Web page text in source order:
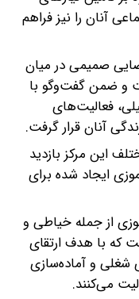
آنان را نیز فراهم
صمیمی در میان
و ضمن گفت‌وگو با
فعالیت‌های
آنان قرار گرفت.
این مرکز بازدید
ایجاد شده برای
از جمله خیاطی و
که با هدف ارتقای
شغلی و آماده‌سازی
می‌کنند.